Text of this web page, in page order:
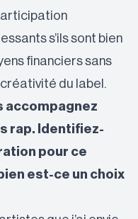
s’ils sont bien
financiers sans
du label.
accompagnez
rap. Identifiez-
pour ce
est-ce un choix